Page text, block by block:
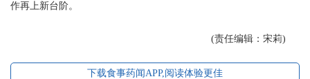
作再上新台阶。
(责任编辑：宋莉)
下载食事药闻APP,阅读体验更佳